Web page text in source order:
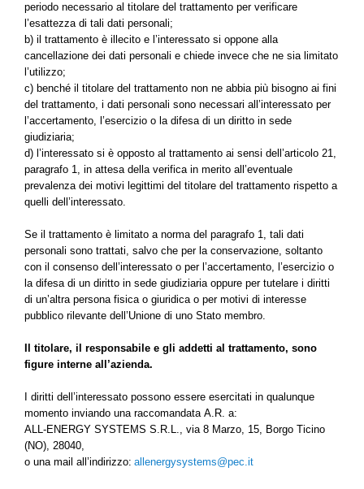
periodo necessario al titolare del trattamento per verificare
l’esattezza di tali dati personali;
b) il trattamento è illecito e l’interessato si oppone alla
cancellazione dei dati personali e chiede invece che ne sia limitato
l’utilizzo;
c) benché il titolare del trattamento non ne abbia più bisogno ai fini
del trattamento, i dati personali sono necessari all’interessato per
l’accertamento, l’esercizio o la difesa di un diritto in sede
giudiziaria;
d) l’interessato si è opposto al trattamento ai sensi dell’articolo 21,
paragrafo 1, in attesa della verifica in merito all’eventuale
prevalenza dei motivi legittimi del titolare del trattamento rispetto a
quelli dell’interessato.
Se il trattamento è limitato a norma del paragrafo 1, tali dati
personali sono trattati, salvo che per la conservazione, soltanto
con il consenso dell’interessato o per l’accertamento, l’esercizio o
la difesa di un diritto in sede giudiziaria oppure per tutelare i diritti
di un’altra persona fisica o giuridica o per motivi di interesse
pubblico rilevante dell’Unione di uno Stato membro.
Il titolare, il responsabile e gli addetti al trattamento, sono
figure interne all’azienda.
I diritti dell’interessato possono essere esercitati in qualunque
momento inviando una raccomandata A.R. a:
ALL-ENERGY SYSTEMS S.R.L., via 8 Marzo, 15, Borgo Ticino
(NO), 28040,
o una mail all’indirizzo: allenergysystems@pec.it